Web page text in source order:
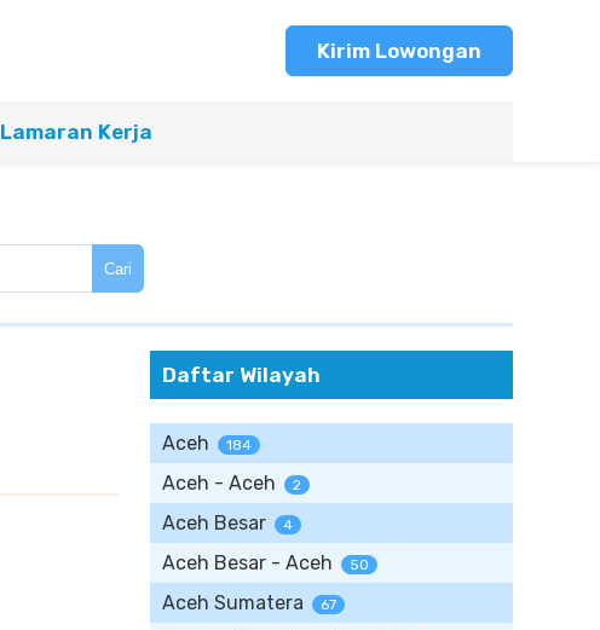
Kirim Lowongan
Lamaran Kerja
Cari
Daftar Wilayah
Aceh 184
Aceh - Aceh 2
Aceh Besar 4
Aceh Besar - Aceh 50
Aceh Sumatera 67